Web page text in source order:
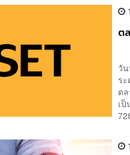
ต
วั
ร
ต
เ